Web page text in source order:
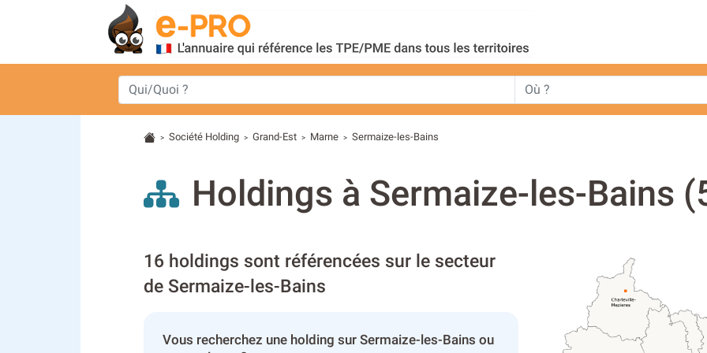
> Société Holding > Grand-Est > Marne > Sermaize-les-Bains
Holdings à Sermaize-les-Bains
16 holdings sont référencées sur le secteur
de Sermaize-les-Bains
Vous recherchez une holding sur Sermaize-les-Bains ou